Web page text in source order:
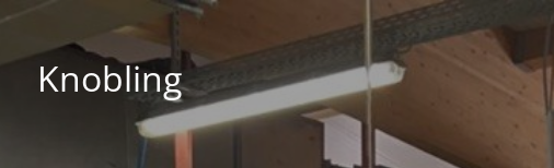
Knobling